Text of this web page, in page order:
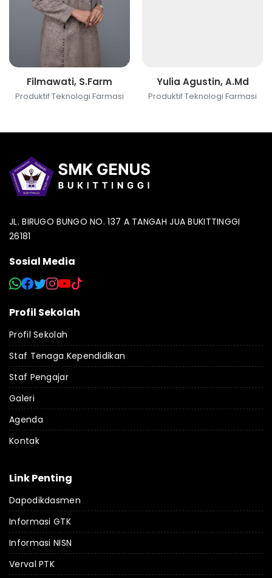
Filmawati, S.Farm
Produktif Teknologi Farmasi
Yulia Agustin, A.Md
Produktif Teknologi Farmasi
JL. BIRUGO BUNGO NO. 137 A TANGAH JUA BUKITTINGGI
26181
Sosial Media
Profil Sekolah
Profil Sekolah
Staf Tenaga Kependidikan
Staf Pengajar
Galeri
Agenda
Kontak
Link Penting
Dapodikdasmen
Informasi GTK
Informasi NISN
Verval PTK